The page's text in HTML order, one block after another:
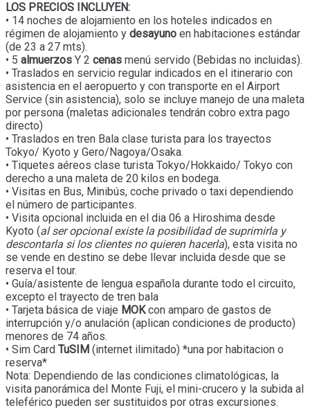
LOS PRECIOS INCLUYEN:
• 14 noches de alojamiento en los hoteles indicados en
régimen de alojamiento y desayuno en habitaciones estándar
(de 23 a 27 mts).
• 5 almuerzos Y 2 cenas menú servido (Bebidas no incluidas).
• Traslados en servicio regular indicados en el itinerario con
asistencia en el aeropuerto y con transporte en el Airport
Service (sin asistencia), solo se incluye manejo de una maleta
por persona (maletas adicionales tendrán cobro extra pago
directo)
• Traslados en tren Bala clase turista para los trayectos
Tokyo/ Kyoto y Gero/Nagoya/Osaka.
• Tiquetes aéreos clase turista Tokyo/Hokkaido/ Tokyo con
derecho a una maleta de 20 kilos en bodega.
• Visitas en Bus, Minibús, coche privado o taxi dependiendo
el número de participantes.
• Visita opcional incluida en el dia 06 a Hiroshima desde
Kyoto (al ser opcional existe la posibilidad de suprimirla y
descontarla si los clientes no quieren hacerla), esta visita no
se vende en destino se debe llevar incluida desde que se
reserva el tour.
• Guía/asistente de lengua española durante todo el circuito,
excepto el trayecto de tren bala
• Tarjeta básica de viaje MOKcon amparo de gastos de
interrupción y/o anulación (aplican condiciones de producto)
menores de 74 años.
• Sim Card TuSIM (internet ilimitado) *una por habitacion o
reserva*
Nota: Dependiendo de las condiciones climatológicas, la
visita panorámica del Monte Fuji, el mini-crucero y la subida al
teleférico pueden ser sustituidos por otras excursiones.